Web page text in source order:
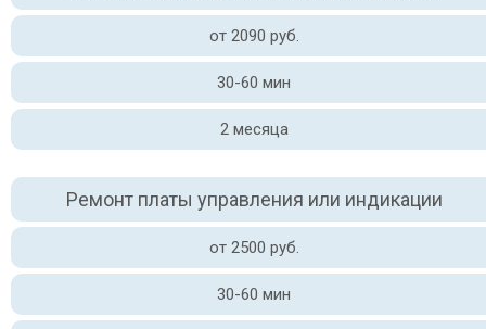
от 2090 руб.
30-60 мин
2 месяца
Ремонт платы управления или индикации
от 2500 руб.
30-60 мин